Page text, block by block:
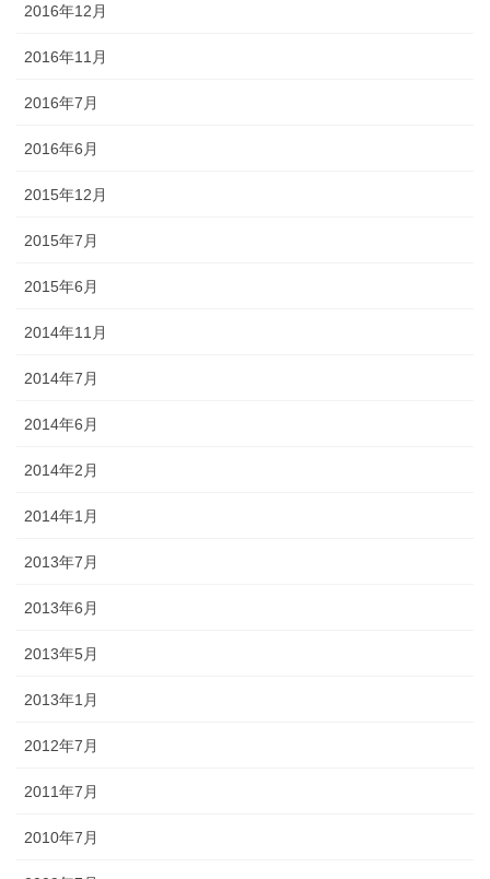
2016年12月
2016年11月
2016年7月
2016年6月
2015年12月
2015年7月
2015年6月
2014年11月
2014年7月
2014年6月
2014年2月
2014年1月
2013年7月
2013年6月
2013年5月
2013年1月
2012年7月
2011年7月
2010年7月